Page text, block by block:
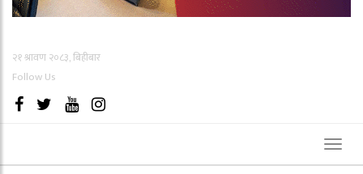
२१ श्रावण २०८३, बिहीबार
Follow Us